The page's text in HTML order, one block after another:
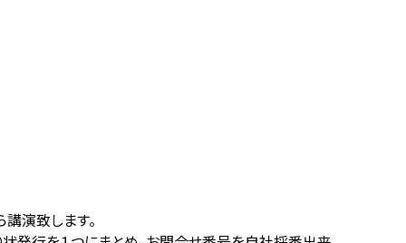
演致します。